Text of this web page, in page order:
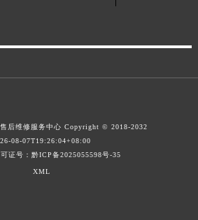
后维修服务中心 Copyright © 2018-2032
08-07T19:26:04+08:00
证号：黔ICP备2025055598号-35
XML